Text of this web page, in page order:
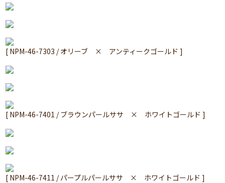
[ NPM-46-7303 / オリーブ × アンティークゴールド ]
[ NPM-46-7401 / ブラウンパールササ × ホワイトゴールド ]
[ NPM-46-7411 / パープルパールササ × ホワイトゴールド ]